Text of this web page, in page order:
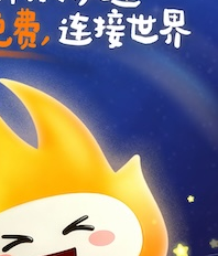
支持 [0] 反对[0]
支持[0] 反对
支持[0] 反对[0]